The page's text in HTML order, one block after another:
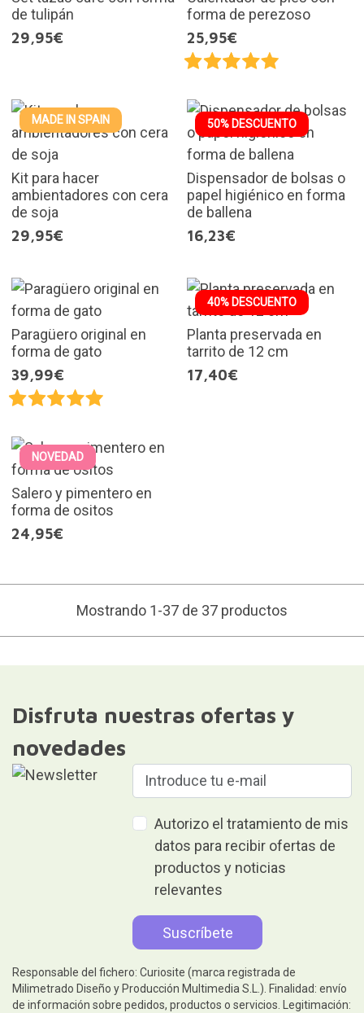
de tulipán
29,95€
forma de perezoso
25,95€
MADE IN SPAIN
Kit para hacer
ambientadores con cera
de soja
29,95€
50% DESCUENTO
Dispensador de bolsas o
papel higiénico en forma
de ballena
16,23€
Paragüero original en
forma de gato
39,99€
40% DESCUENTO
Planta preservada en
tarrito de 12 cm
17,40€
NOVEDAD
Salero y pimentero en
forma de ositos
24,95€
Mostrando 1-37 de 37 productos
Disfruta nuestras ofertas y
novedades
Autorizo el tratamiento de mis
datos para recibir ofertas de
productos y noticias
relevantes
Responsable del fichero: Curiosite (marca registrada de
Milimetrado Diseño y Producción Multimedia S.L.). Finalidad: envío
de información sobre pedidos, productos o servicios. Legitimación: